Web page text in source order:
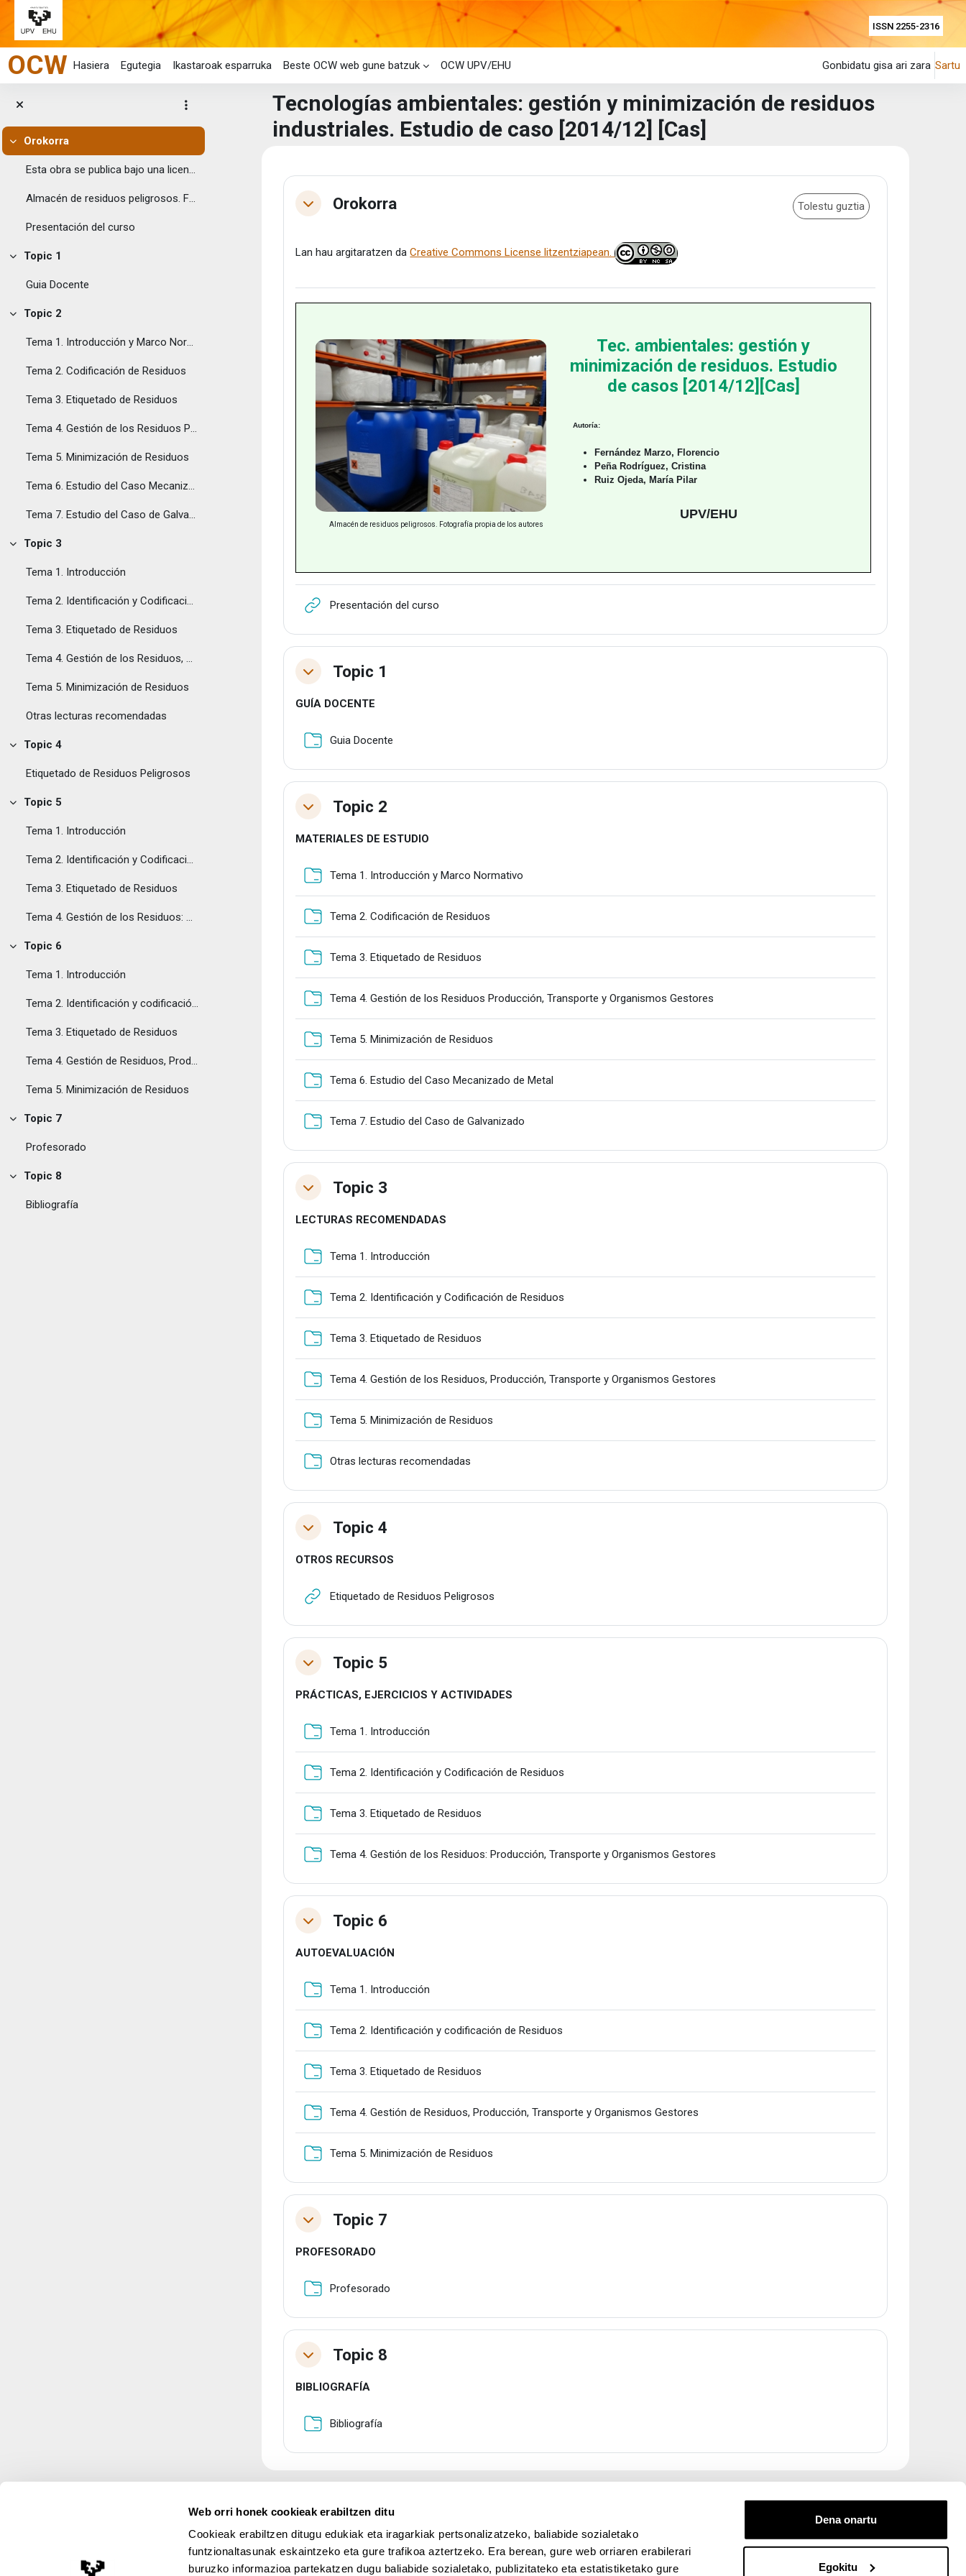
Web orri honek cookieak erabiltzen ditu
Cookieak erabiltzen ditugu edukiak eta iragarkiak pertsonalizatzeko, baliabide sozialetako
funtzionaltasunak eskaintzeko eta gure trafikoa aztertzeko. Era berean, gure web orriaren erabilerari
buruzko informazioa partekatzen dugu baliabide sozialetako, publizitateko eta estatistiketako gure
Dena onartu
Egokitu
ISSN 2255-2316
Joan eduki nagusira zuzenean
OCW Hasiera Egutegia Ikastaroak esparruka Beste OCW web gune batzuk OCW UPV/EHU Gonbidatu gisa ari zara Sartu
Tolestu
Orokorra
Esta obra se publica bajo una licencia Creative ...
Almacén de residuos peligrosos. Fotograf...
Presentación del curso
Tolestu
Topic 1
Guia Docente
Tolestu
Topic 2
Tema 1. Introducción y Marco Normativo
Tema 2. Codificación de Residuos
Tema 3. Etiquetado de Residuos
Tema 4. Gestión de los Residuos Producción, Transporte y Organismos Gestores
Tema 5. Minimización de Residuos
Tema 6. Estudio del Caso Mecanizado de Metal
Tema 7. Estudio del Caso de Galvanizado
Tolestu
Topic 3
Tema 1. Introducción
Tema 2. Identificación y Codificación de Residuos
Tema 3. Etiquetado de Residuos
Tema 4. Gestión de los Residuos, Producción, Transporte y Organismos Gestores
Tema 5. Minimización de Residuos
Otras lecturas recomendadas
Tolestu
Topic 4
Etiquetado de Residuos Peligrosos
Tolestu
Topic 5
Tema 1. Introducción
Tema 2. Identificación y Codificación de Residuos
Tema 3. Etiquetado de Residuos
Tema 4. Gestión de los Residuos: Producción, Transporte y Organismos Gestores
Tolestu
Topic 6
Tema 1. Introducción
Tema 2. Identificación y codificación de Residuos
Tema 3. Etiquetado de Residuos
Tema 4. Gestión de Residuos, Producción, Transporte y Organismos Gestores
Tema 5. Minimización de Residuos
Tolestu
Topic 7
Profesorado
Tolestu
Topic 8
Bibliografía
Tecnologías ambientales: gestión y minimización de residuos
industriales. Estudio de caso [2014/12] [Cas]
Eduki-bloke nagusiak
Atalaren laburpena
TolestuOrokorra Tolestu guztia
Lan hau argitaratzen daCreative Commons License litzentziapean.
Almacén de residuos peligrosos. Fotografía propia de los autores
Tec. ambientales: gestión y
minimización de residuos. Estudio
de casos [2014/12][Cas]
Autoría:
Fernández Marzo, Florencio
Peña Rodríguez, Cristina
Ruiz Ojeda, María Pilar
UPV/EHU
Presentación del curso
TolestuTopic 1
GUÍA DOCENTE
Guia Docente
TolestuTopic 2
MATERIALES DE ESTUDIO
Tema 1. Introducción y Marco Normativo
Tema 2. Codificación de Residuos
Tema 3. Etiquetado de Residuos
Tema 4. Gestión de los Residuos Producción, Transporte y Organismos Gestores
Tema 5. Minimización de Residuos
Tema 6. Estudio del Caso Mecanizado de Metal
Tema 7. Estudio del Caso de Galvanizado
TolestuTopic 3
LECTURAS RECOMENDADAS
Tema 1. Introducción
Tema 2. Identificación y Codificación de Residuos
Tema 3. Etiquetado de Residuos
Tema 4. Gestión de los Residuos, Producción, Transporte y Organismos Gestores
Tema 5. Minimización de Residuos
Otras lecturas recomendadas
TolestuTopic 4
OTROS RECURSOS
Etiquetado de Residuos Peligrosos
TolestuTopic 5
PRÁCTICAS, EJERCICIOS Y ACTIVIDADES
Tema 1. Introducción
Tema 2. Identificación y Codificación de Residuos
Tema 3. Etiquetado de Residuos
Tema 4. Gestión de los Residuos: Producción, Transporte y Organismos Gestores
TolestuTopic 6
AUTOEVALUACIÓN
Tema 1. Introducción
Tema 2. Identificación y codificación de Residuos
Tema 3. Etiquetado de Residuos
Tema 4. Gestión de Residuos, Producción, Transporte y Organismos Gestores
Tema 5. Minimización de Residuos
TolestuTopic 7
PROFESORADO
Profesorado
TolestuTopic 8
BIBLIOGRAFÍA
Bibliografía
Lege Oharra App deskargatu UPV/EHU en Facebook (abre ventana nueva)
UPV/EHU en Twitter (abre ventana nueva)
UPV/EHU en LinkedIn (abre ventana nueva)
UPV/EHU en YouTube (abre ventana nueva)